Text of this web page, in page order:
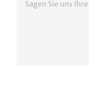
Sagen Sie uns